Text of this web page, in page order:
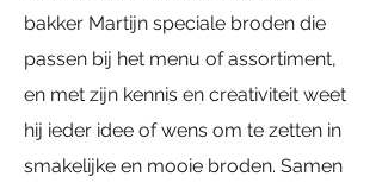
bakker Martijn speciale broden die
passen bij het menu of assortiment,
en met zijn kennis en creativiteit weet
hij ieder idee of wens om te zetten in
smakelijke en mooie broden. Samen